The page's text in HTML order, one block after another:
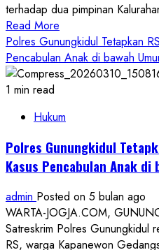
dipenjara
terhadap dua pimpinan
Read More
more
about
Tipikor
Vonis
Lurah
dan
Bohol
Polres Gunungkidul Tetapkan
Pencabulan Anak di bawah
1 min read
Hukum
Polres Gunungkidul
Kasus Pencabulan Anak di
admin Posted on 5 bulan ago
WARTA-JOGJA.COM,
Satreskrim Polres Gunungkidul
RS, warga Kapanewon